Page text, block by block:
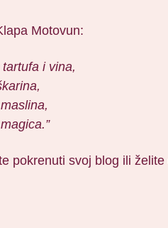
Motovun:
i vina,
pokrenuti svoj blog ili